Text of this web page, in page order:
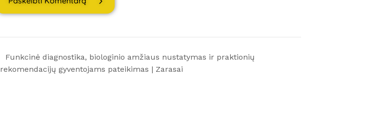
Funkcinė diagnostika, biologinio amžiaus nustatymas ir praktionių
rekomendacijų gyventojams pateikimas | Zarasai